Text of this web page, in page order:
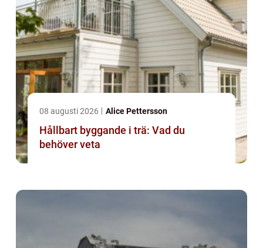
08 augusti 2026 Alice Pettersson
Hållbart byggande i trä: Vad du
behöver veta